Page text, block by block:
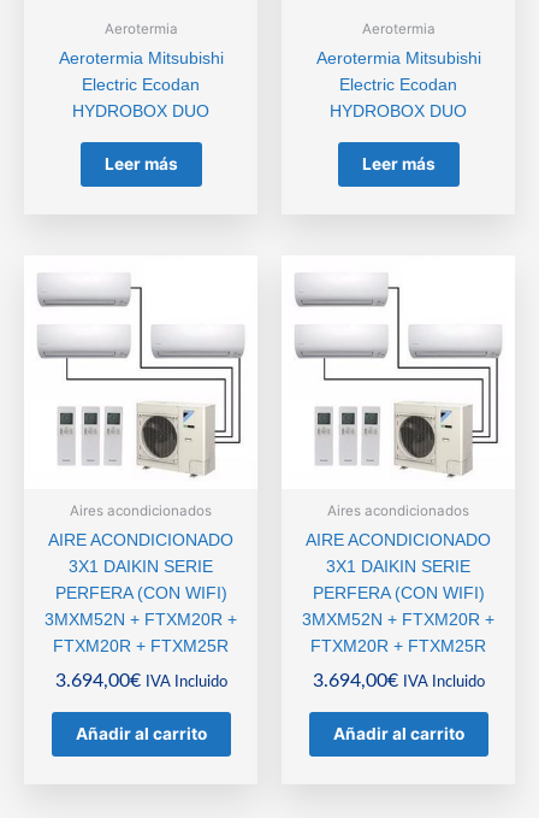
Aerotermia
Aerotermia Mitsubishi
Electric Ecodan
HYDROBOX DUO
Leer más
Aerotermia
Aerotermia Mitsubishi
Electric Ecodan
HYDROBOX DUO
Leer más
Aires acondicionados
AIRE ACONDICIONADO
3X1 DAIKIN SERIE
PERFERA (CON WIFI)
3MXM52N + FTXM20R +
FTXM20R + FTXM25R
3.694,00€ IVA Incluido
Añadir al carrito
Aires acondicionados
AIRE ACONDICIONADO
3X1 DAIKIN SERIE
PERFERA (CON WIFI)
3MXM52N + FTXM20R +
FTXM20R + FTXM25R
3.694,00€ IVA Incluido
Añadir al carrito